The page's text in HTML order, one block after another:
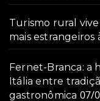
Turismo rural
mais estrangeiros
Fernet-Branca: a
Itália entre
gastronômica 07/